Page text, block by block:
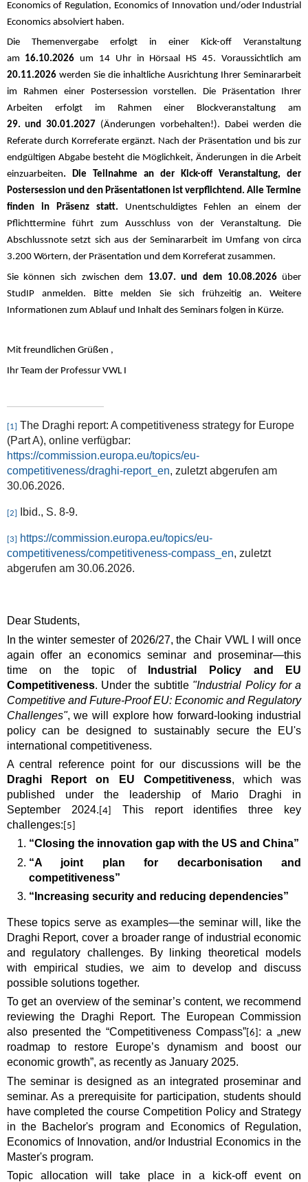
Economics of Regulation, Economics of Innovation und/oder Industrial
Economics absolviert haben.
Die Themenvergabe erfolgt in einer Kick-off Veranstaltung
am 16.10.2026 um 14 Uhr in Hörsaal HS 45. Voraussichtlich am
20.11.2026werden Sie die inhaltliche Ausrichtung Ihrer Seminararbeit
im Rahmen einer Postersession vorstellen. Die Präsentation Ihrer
Arbeiten erfolgt im Rahmen einer Blockveranstaltung am
29. und 30.01.2027 (Änderungen vorbehalten!). Dabei werden die
Referate durch Korreferate ergänzt. Nach der Präsentation und bis zur
endgültigen Abgabe besteht die Möglichkeit, Änderungen in die Arbeit
einzuarbeiten. Die Teilnahme an der Kick-off Veranstaltung, der
Postersession und den Präsentationen ist verpflichtend. Alle Termine
finden in Präsenz statt. Unentschuldigtes Fehlen an einem der
Pflichttermine führt zum Ausschluss von der Veranstaltung. Die
Abschlussnote setzt sich aus der Seminararbeit im Umfang von circa
3.200 Wörtern, der Präsentation und dem Korreferat zusammen.
Sie können sich zwischen dem 13.07. und dem 10.08.2026 über
StudIP anmelden. Bitte melden Sie sich frühzeitig an. Weitere
Informationen zum Ablauf und Inhalt des Seminars folgen in Kürze.
Mit freundlichen Grüßen ,
Ihr Team der Professur VWL I
[1]
The Draghi report: A competitiveness strategy for Europe
(Part A), online verfügbar:
https://commission.europa.eu/topics/eu-
competitiveness/draghi-report_en, zuletzt abgerufen am
30.06.2026.
[2] Ibid., S. 8-9.
[3]
https://commission.europa.eu/topics/eu-
competitiveness/competitiveness-compass_en, zuletzt
abgerufen am 30.06.2026.
Dear Students,
In the winter semester of 2026/27, the Chair VWL I will once
again offer an economics seminar and proseminar—this
time on the topic of
Industrial Policy and EU
Competitiveness. Under the subtitle "Industrial Policy for a
Competitive and Future-Proof EU: Economic and Regulatory
Challenges", we will explore how forward-looking industrial
policy can be designed to sustainably secure the EU's
international competitiveness.
A central reference point for our discussions will be the
Draghi Report on EU Competitiveness, which was
published under the leadership of Mario Draghi in
September 2024. [4]
This report identifies three key
challenges: [5]
“Closing the innovation gap with the US and China”
“A joint plan for decarbonisation and
competitiveness”
“Increasing security and reducing dependencies”
These topics serve as examples—the seminar will, like the
Draghi Report, cover a broader range of industrial economic
and regulatory challenges. By linking theoretical models
with empirical studies, we aim to develop and discuss
possible solutions together.
To get an overview of the seminar’s content, we recommend
reviewing the Draghi Report. The European Commission
also presented the “Competitiveness Compass” [6] : a „new
roadmap to restore Europe’s dynamism and boost our
economic growth”, as recently as January 2025.
The seminar is designed as an integrated proseminar and
seminar. As a prerequisite for participation, students should
have completed the course Competition Policy and Strategy
in the Bachelor's program and
Economics of Regulation,
Economics of Innovation, and/or Industrial Economics in the
Master's program.
Topic allocation will take place in a
kick-off event on